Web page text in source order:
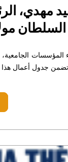
مهدي،
السلطان
لجامعة السلطان مولاي سليمان، الثلاثاء 08 أبريل